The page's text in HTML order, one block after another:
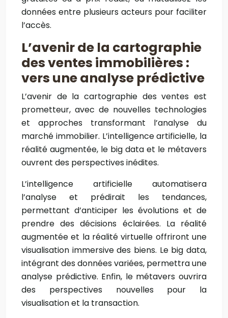
données entre plusieurs acteurs pour faciliter
l’accès.
L’avenir de la cartographie
des ventes immobilières :
vers une analyse prédictive
L’avenir de la cartographie des ventes est
prometteur, avec de nouvelles technologies
et approches transformant l’analyse du
marché immobilier. L’intelligence artificielle, la
réalité augmentée, le big data et le métavers
ouvrent des perspectives inédites.
L’intelligence artificielle automatisera
l’analyse et prédirait les tendances,
permettant d’anticiper les évolutions et de
prendre des décisions éclairées. La réalité
augmentée et la réalité virtuelle offriront une
visualisation immersive des biens. Le big data,
intégrant des données variées, permettra une
analyse prédictive. Enfin, le métavers ouvrira
des perspectives nouvelles pour la
visualisation et la transaction.